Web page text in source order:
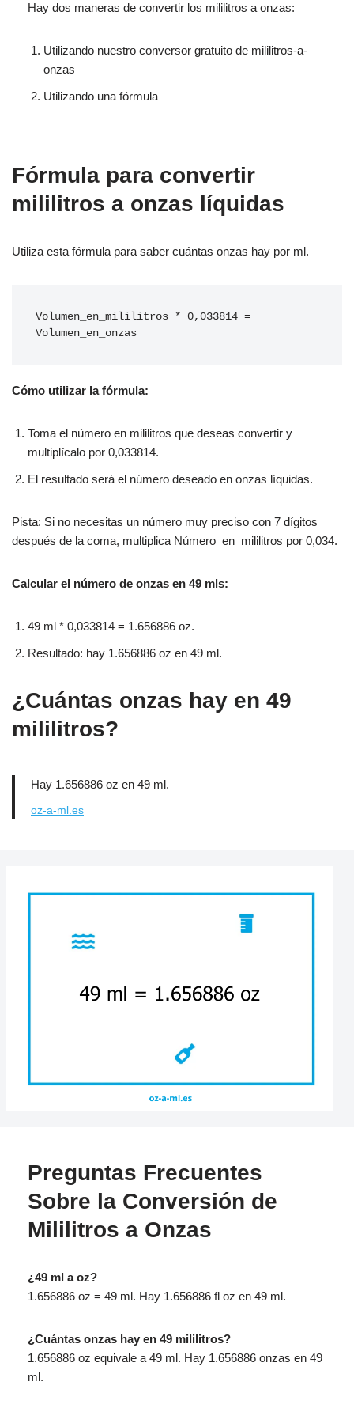
Hay dos maneras de convertir los mililitros a onzas:
Utilizando nuestro conversor gratuito de mililitros-a-
onzas
Utilizando una fórmula
Fórmula para convertir
mililitros a onzas líquidas
Utiliza esta fórmula para saber cuántas onzas hay por ml.
Volumen_en_mililitros * 0,033814 =
Volumen_en_onzas
Cómo utilizar la fórmula:
Toma el número en mililitros que deseas convertir y
multiplícalo por 0,033814.
El resultado será el número deseado en onzas líquidas.
Pista: Si no necesitas un número muy preciso con 7 dígitos
después de la coma, multiplica Número_en_mililitros por 0,034.
Calcular el número de onzas en 49 mls:
49 ml * 0,033814 = 1.656886 oz.
Resultado: hay 1.656886 oz en 49 ml.
¿Cuántas onzas hay en 49
mililitros?
Hay 1.656886 oz en 49 ml.
oz-a-ml.es
Preguntas Frecuentes
Sobre la Conversión de
Mililitros a Onzas
¿49 ml a oz?
1.656886 oz = 49 ml. Hay 1.656886 fl oz en 49 ml.
¿Cuántas onzas hay en 49 mililitros?
1.656886 oz equivale a 49 ml. Hay 1.656886 onzas en 49
ml.